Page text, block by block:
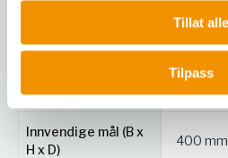
Tillat alle
Tilpass
strøm, sikring, fase)
50 Hz,
Antall ytterdører 1
Innvendige mål (B x
H x D)
400